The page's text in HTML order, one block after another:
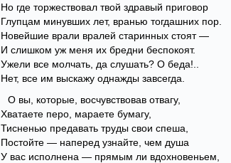
Но где торжествовал твой здравый приговор
Глупцам минувших лет, вранью тогдашних пор.
Новейшие врали вралей старинных стоят —
И слишком уж меня их бредни беспокоят.
Ужели все молчать, да слушать? О беда!..
Нет, все им выскажу однажды завсегда.
О вы, которые, восчувствовав отвагу,
Хватаете перо, мараете бумагу,
Тисненью предавать труды свои спеша,
Постойте — наперед узнайте, чем душа
У вас исполнена — прямым ли вдохновеньем,